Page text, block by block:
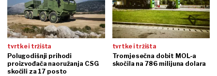
tvrtke i tržišta
Polugodišnji prihodi
proizvođača naoružanja CSG
skočili za 17 posto
tvrtke i tržišta
Tromjesečna dobit MOL-a
skočila na 786 milijuna dolara